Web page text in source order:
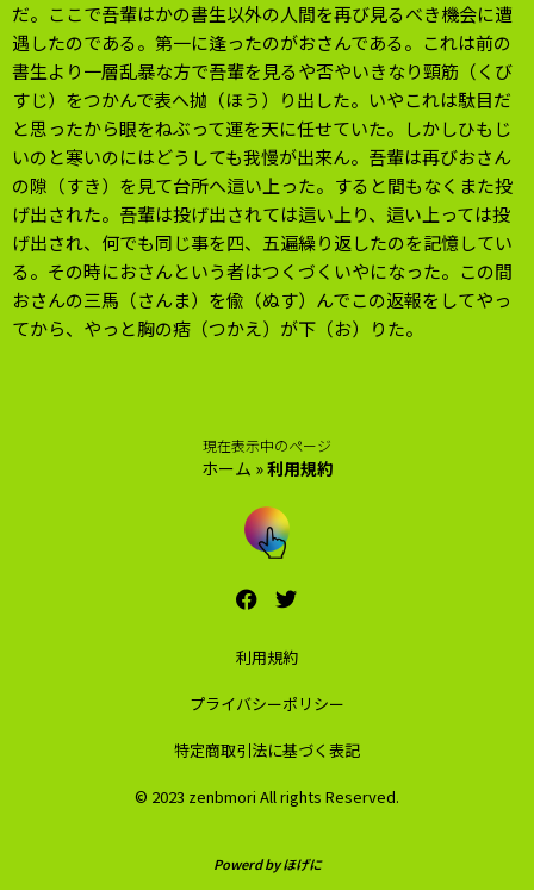
だ。ここで吾輩はかの書生以外の人間を再び見るべき機会に遭
遇したのである。第一に逢ったのがおさんである。これは前の
書生より一層乱暴な方で吾輩を見るや否やいきなり頸筋（くび
すじ）をつかんで表へ抛（ほう）り出した。いやこれは駄目だ
と思ったから眼をねぶって運を天に任せていた。しかしひもじ
いのと寒いのにはどうしても我慢が出来ん。吾輩は再びおさん
の隙（すき）を見て台所へ這い上った。すると間もなくまた投
げ出された。吾輩は投げ出されては這い上り、這い上っては投
げ出され、何でも同じ事を四、五遍繰り返したのを記憶してい
る。その時におさんという者はつくづくいやになった。この間
おさんの三馬（さんま）を偸（ぬす）んでこの返報をしてやっ
てから、やっと胸の痞（つかえ）が下（お）りた。
現在表示中のページ
ホーム »利用規約
利用規約
プライバシーポリシー
特定商取引法に基づく表記
© 2023 zenbmori All rights Reserved.
Powerd by ほげに